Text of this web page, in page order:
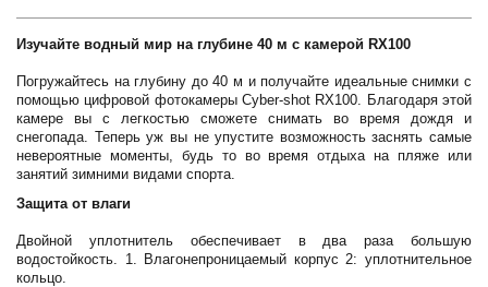
Изучайте водный мир на глубине 40 м с камерой RX100
Погружайтесь на глубину до 40 м и получайте идеальные снимки с
помощью цифровой фотокамеры Cyber-shot RX100. Благодаря этой
камере вы с легкостью сможете снимать во время дождя и
снегопада. Теперь уж вы не упустите возможность заснять самые
невероятные моменты, будь то во время отдыха на пляже или
занятий зимними видами спорта.
Защита от влаги
Двойной уплотнитель обеспечивает в два раза большую
водостойкость. 1. Влагонепроницаемый корпус 2: уплотнительное
кольцо.